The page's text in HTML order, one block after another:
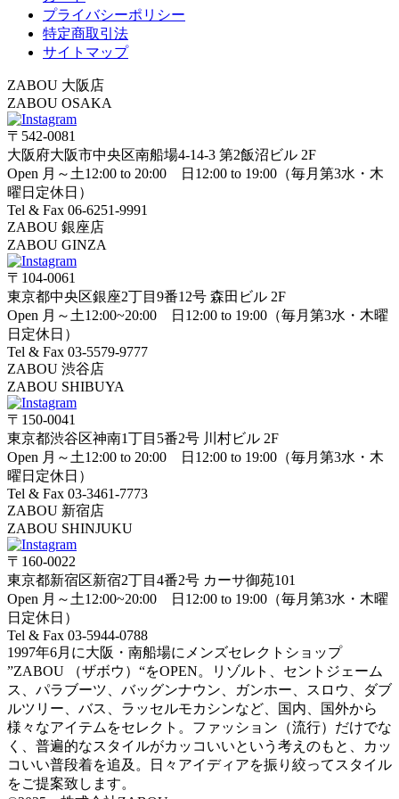
プライバシーポリシー
特定商取引法
サイトマップ
ZABOU 大阪店
ZABOU OSAKA
〒542-0081
大阪府大阪市中央区南船場4-14-3 第2飯沼ビル 2F
Open 月～土12:00 to 20:00 日12:00 to 19:00（毎月第3水・木
曜日定休日）
Tel & Fax 06-6251-9991
ZABOU 銀座店
ZABOU GINZA
〒104-0061
東京都中央区銀座2丁目9番12号 森田ビル 2F
Open 月～土12:00~20:00 日12:00 to 19:00（毎月第3水・木曜
日定休日）
Tel & Fax 03-5579-9777
ZABOU 渋谷店
ZABOU SHIBUYA
〒150-0041
東京都渋谷区神南1丁目5番2号 川村ビル 2F
Open 月～土12:00 to 20:00 日12:00 to 19:00（毎月第3水・木
曜日定休日）
Tel & Fax 03-3461-7773
ZABOU 新宿店
ZABOU SHINJUKU
〒160-0022
東京都新宿区新宿2丁目4番2号 カーサ御苑101
Open 月～土12:00~20:00 日12:00 to 19:00（毎月第3水・木曜
日定休日）
Tel & Fax 03-5944-0788
1997年6月に大阪・南船場にメンズセレクトショップ
”ZABOU （ザボウ）“をOPEN。リゾルト、セントジェーム
ス、パラブーツ、バッグンナウン、ガンホー、スロウ、ダブ
ルツリー、バス、ラッセルモカシンなど、国内、国外から
様々なアイテムをセレクト。ファッション（流行）だけでな
く、普遍的なスタイルがカッコいいという考えのもと、カッ
コいい普段着を追及。日々アイディアを振り絞ってスタイル
をご提案致します。